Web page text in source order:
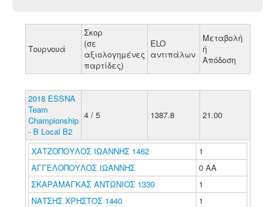
Τουρνουά
Σκορ
(σε
αξιολογημένες
παρτίδες)
ELO
αντιπάλων
Μεταβολή
ή
Απόδοση
2018 ESSNA
Team
Championship
- B Local B2
4 / 5 1387.8 21.00
ΧΑΤΖΟΠΟΥΛΟΣ ΙΩΑΝΝΗΣ 1462
1
ΑΓΓΕΛΟΠΟΥΛΟΣ ΙΩΑΝΝΗΣ
0 ΑΑ
ΣΚΑΡΑΜΑΓΚΑΣ ΑΝΤΩΝΙΟΣ 1330
1
ΝΑΤΣΗΣ ΧΡΗΣΤΟΣ 1440
1